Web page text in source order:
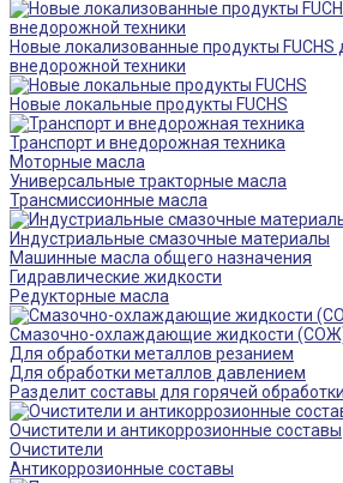
Новые локализованные продукты FUCHS
внедорожной техники
Новые локальные продукты FUCHS
Транспорт и внедорожная техника
Моторные масла
Универсальные тракторные масла
Трансмиссионные масла
Индустриальные смазочные материалы
Машинные масла общего назначения
Гидравлические жидкости
Редукторные масла
Смазочно-охлаждающие жидкости
Для обработки металлов резанием
Для обработки металлов давлением
Разделит составы для горячей
Очистители и антикоррозионные составы
Очистители
Антикоррозионные составы